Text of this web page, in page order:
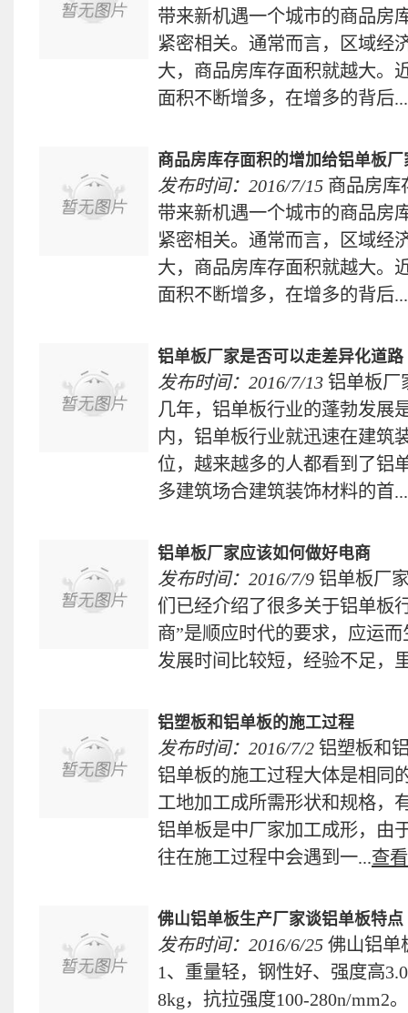
带来新机遇一个城市的商品房
紧密相关。通常而言，区域经
大，商品房库存面积就越大。
面积不断增多，在增多的背后...
商品房库存面积的增加给铝单板
发布时间：2016/7/15 商品房库
带来新机遇一个城市的商品房
紧密相关。通常而言，区域经
大，商品房库存面积就越大。
面积不断增多，在增多的背后...
铝单板厂家是否可以走差异化道路
发布时间：2016/7/13 铝单板厂
几年，铝单板行业的蓬勃发展
内，铝单板行业就迅速在建筑
位，越来越多的人都看到了铝
多建筑场合建筑装饰材料的首...
铝单板厂家应该如何做好电商
发布时间：2016/7/9 铝单板厂
们已经介绍了很多关于铝单板
商”是顺应时代的要求，应运
发展时间比较短，经验不足，
铝塑板和铝单板的施工过程
发布时间：2016/7/2 铝塑板和
铝单板的施工过程大体是相同
工地加工成所需形状和规格，
铝单板是中厂家加工成形，由
往在施工过程中会遇到一...查
佛山铝单板生产厂家谈铝单板特点
发布时间：2016/6/25 佛山铝单
1、重量轻，钢性好、强度高
8kg，抗拉强度100-280n/mm2